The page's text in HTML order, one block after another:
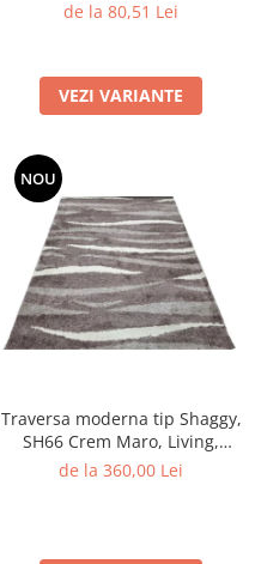
de la 80,51 Lei
VEZI VARIANTE
NOU
Traversa moderna tip Shaggy,
SH66 Crem Maro, Living,
Dormitor
de la 360,00 Lei